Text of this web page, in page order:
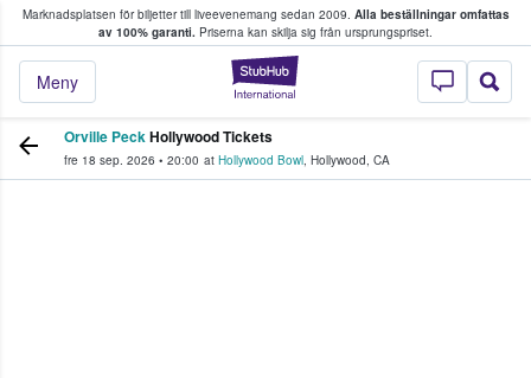
Marknadsplatsen för biljetter till liveevenemang sedan 2009. Alla beställningar omfattas
av 100% garanti. Priserna kan skilja sig från ursprungspriset.
StubHub – där
Meny
köper och säljer biljetter.
Orville PeckHollywood Tickets
fre 18 sep. 2026 • 20:00 at Hollywood Bowl, Hollywood, CA